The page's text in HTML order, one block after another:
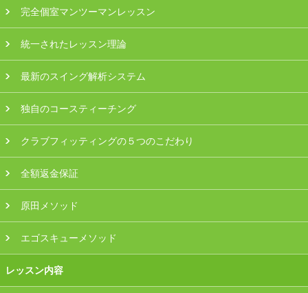
受講生の声
よくある質問
採用情報
会員様ログイン
完全個室マンツーマンレッスン
統一されたレッスン理論
最新のスイング解析システム
独自のコースティーチング
クラブフィッティングの５つのこだわり
全額返金保証
原田メソッド
エゴスキューメソッド
レッスン内容